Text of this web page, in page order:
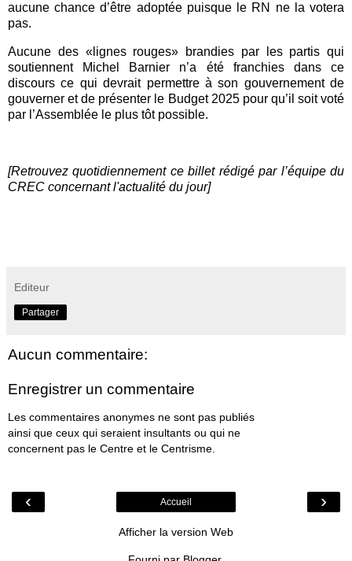
aucune chance d’être adoptée puisque le RN ne la votera
pas.
Aucune des «lignes rouges» brandies par les partis qui
soutiennent Michel Barnier n’a été franchies dans ce
discours ce qui devrait permettre à son gouvernement de
gouverner et de présenter le Budget 2025 pour qu’il soit voté
par l’Assemblée le plus tôt possible.
[Retrouvez quotidiennement ce billet rédigé par l’équipe du
CREC concernant l'actualité du jour]
Editeur
Partager
Aucun commentaire:
Enregistrer un commentaire
Les commentaires anonymes ne sont pas publiés
ainsi que ceux qui seraient insultants ou qui ne
concernent pas le Centre et le Centrisme.
‹ ›
Accueil
Afficher la version Web